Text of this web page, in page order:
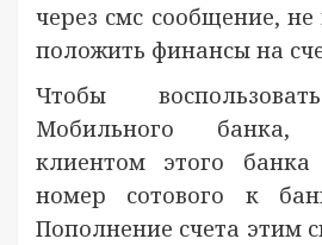
через смс сообщение,
положить финансы на
Чтобы
Мобильного
клиентом этого
номер сотового к
Пополнение счета этим